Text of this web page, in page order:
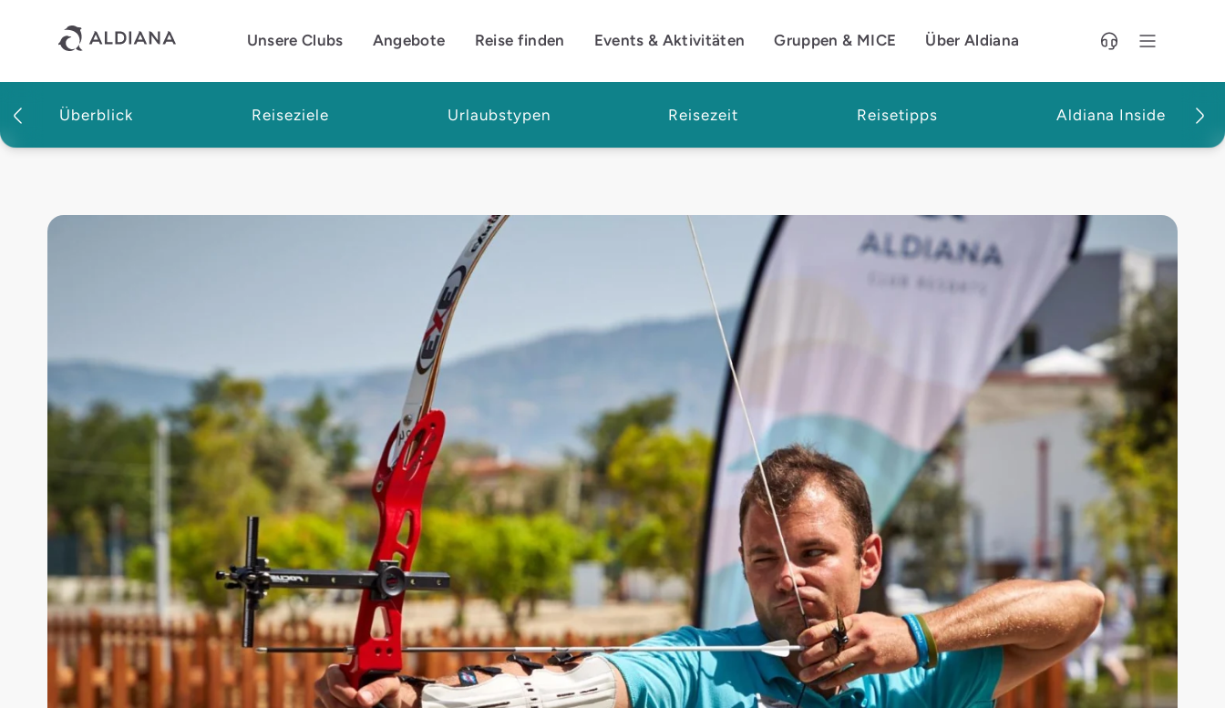
Unsere Clubs
Angebote Reise finden Events & Aktivitäten Gruppen & MICE Über Aldiana
Überblick Reiseziele Urlaubstypen Reisezeit Reisetipps Aldiana Inside